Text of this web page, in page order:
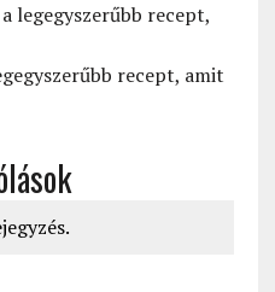
legegyszerűbb recept,
recept, amit